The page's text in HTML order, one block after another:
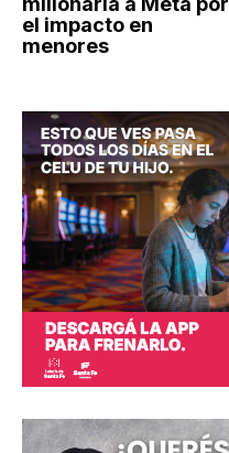
el impacto en
menores